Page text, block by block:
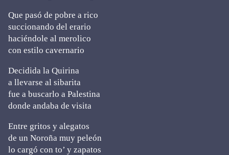
Que pasó de pobre a rico
succionando del erario
haciéndole al merolico
con estilo cavernario
Decidida la Quirina
a llevarse al sibarita
fue a buscarlo a Palestina
donde andaba de visita
Entre gritos y alegatos
de un Noroña muy peleón
lo cargó con to’ y zapatos